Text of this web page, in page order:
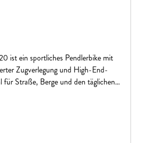
ist ein sportliches Pendlerbike mit
Zugverlegung und High-End-
für Straße, Berge und den täglichen